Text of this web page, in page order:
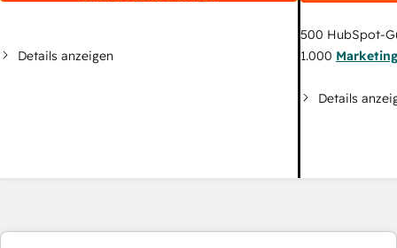
Details anzeigen
500 HubSpot-
1.000
Details